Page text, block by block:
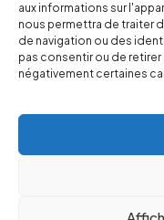
aux informations sur
nous permettra de traiter
de navigation ou des
pas consentir ou de
négativement certaines